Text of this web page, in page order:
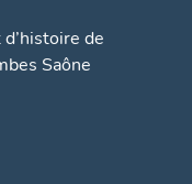
d’histoire de
Saône